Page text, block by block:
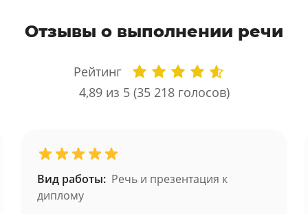
Отзывы о выполнении речи
Рейтинг
4,89 из 5 (35 218голосов)
Вид работы: Речь и презентация к
диплому